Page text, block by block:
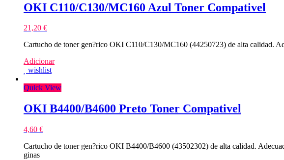
OKI C110/C130/MC160 Azul Toner Compativel
21,20 €
Cartucho de toner gen?rico OKI C110/C130/MC160 (44250723) de alta calidad.
Adicionar
wishlist
Quick View
OKI B4400/B4600 Preto Toner Compativel
4,60 €
Cartucho de toner gen?rico OKI B4400/B4600 (43502302) de alta calidad.
ginas